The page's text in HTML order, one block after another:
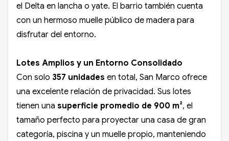
el Delta en lancha o yate. El barrio también cuenta
con un hermoso muelle público de madera para
disfrutar del entorno.
Lotes Amplios y un Entorno Consolidado
Con solo 357 unidades en total, San Marco ofrece
una excelente relación de privacidad. Sus lotes
tienen una superficie promedio de 900 m², el
tamaño perfecto para proyectar una casa de gran
categoría, piscina y un muelle propio, manteniendo